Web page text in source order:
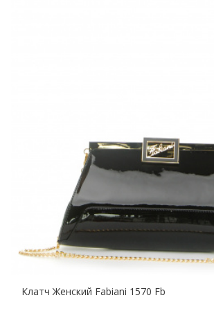
Клатч Женский Fabiani 1570 Fb